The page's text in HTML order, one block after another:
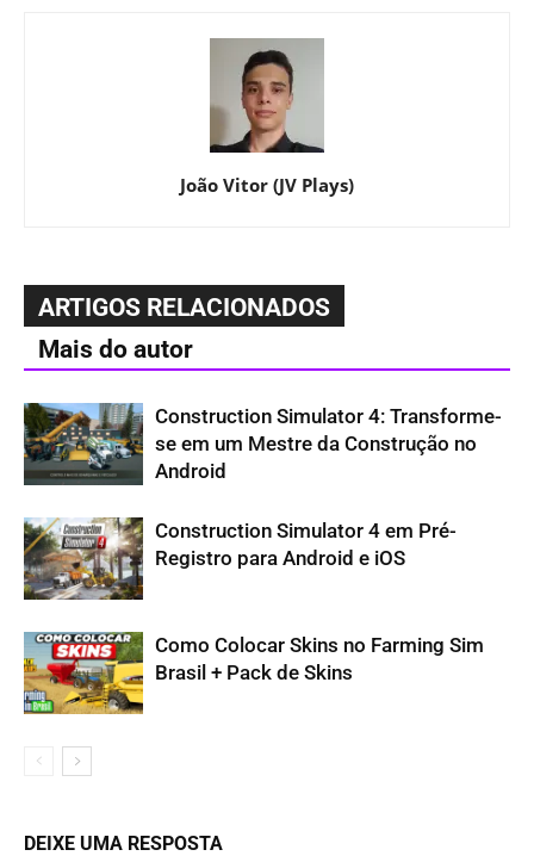
João Vitor (JV Plays)
ARTIGOS RELACIONADOS
Mais do autor
Construction Simulator 4: Transforme-
se em um Mestre da Construção no
Android
Construction Simulator 4 em Pré-
Registro para Android e iOS
Como Colocar Skins no Farming Sim
Brasil + Pack de Skins
DEIXE UMA RESPOSTA